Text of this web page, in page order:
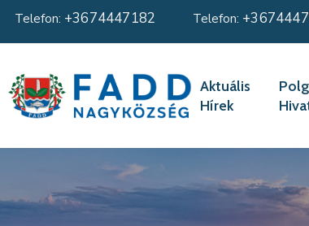
Telefon: +3674447182 Telefon:
Aktuális
Hírek